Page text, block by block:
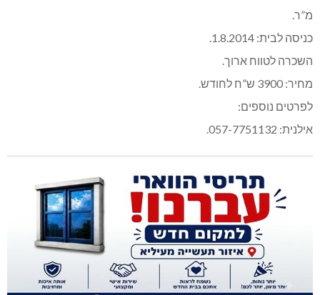
מ”ר.
כניסה לבית: 1.8.2014.
השכרה לטווח ארוך.
מחיר: 3900 ש”ח לחודש.
לפרטים נוספים:
אילנית: 057-7751132.